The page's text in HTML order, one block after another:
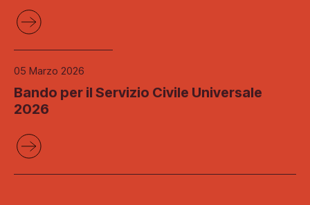
05 Marzo 2026
Bando per il Servizio Civile Universale
2026